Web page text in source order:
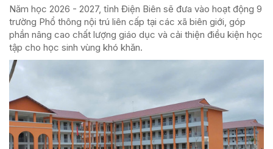
Năm học 2026 - 2027, tỉnh Điện Biên sẽ đưa vào hoạt động 9
trường Phổ thông nội trú liên cấp tại các xã biên giới, góp
phần nâng cao chất lượng giáo dục và cải thiện điều kiện học
tập cho học sinh vùng khó khăn.